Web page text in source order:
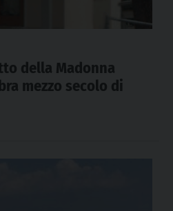
della Madonna
mezzo secolo di